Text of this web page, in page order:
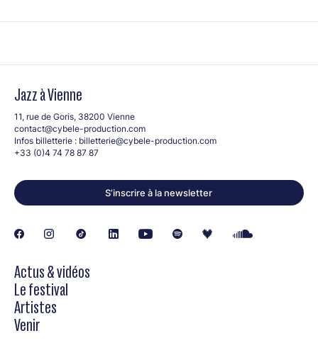
Jazz à Vienne
11, rue de Goris, 38200 Vienne
contact@cybele-production.com
Infos billetterie : billetterie@cybele-production.com
+33 (0)4 74 78 87 87
S’inscrire à la newsletter
Actus & vidéos
Le festival
Artistes
Venir